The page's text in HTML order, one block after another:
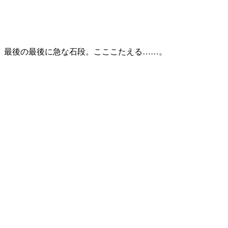
最後の最後に急な石段。こここたえる……。